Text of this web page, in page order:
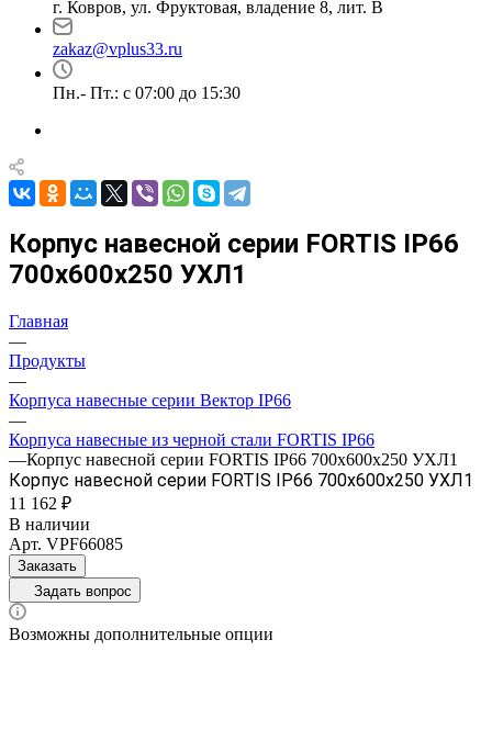
г. Ковров, ул. Фруктовая, владение 8, лит. В
zakaz@vplus33.ru
Пн.- Пт.: с 07:00 до 15:30
Корпус навесной серии FORTIS IP66
700х600х250 УХЛ1
Главная
—
Продукты
—
Корпуса навесные серии Вектор IP66
—
Корпуса навесные из черной стали FORTIS IP66
—Корпус навесной серии FORTIS IP66 700х600х250 УХЛ1
Корпус навесной серии FORTIS IP66 700х600х250 УХЛ1
11 162 ₽
В наличии
Арт. VPF66085
Заказать
Задать вопрос
Возможны дополнительные опции